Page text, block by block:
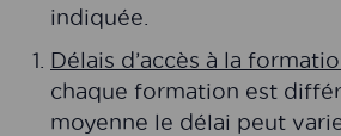
indiquée.
Délais d’accès à la
chaque formation est
moyenne le délai peut